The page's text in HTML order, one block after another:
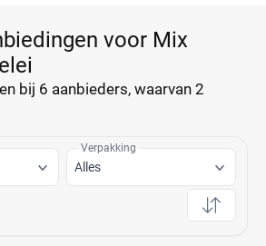
voor Mix
bij 6 aanbieders, waarvan 2
Verpakking
Alles